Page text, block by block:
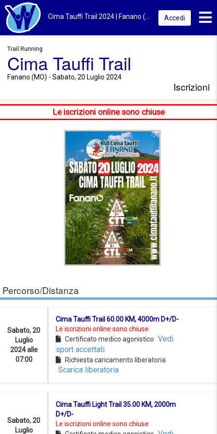
Accedi
Trail Running
Cima Tauffi Trail
Fanano (MO) - Sabato, 20 Luglio 2024
Iscrizioni
Le iscrizioni online sono chiuse
Percorso/Distanza
Sabato, 20
Luglio
2024 alle
07:00
Cima Tauffi Trail 60.00 KM, 4000m D+/D-
Le iscrizioni online sono chiuse
Certificato medico agonistico Vedi
sport accettati
Richiesta caricamento liberatoria
Scarica liberatoria
Sabato, 20
Luglio
Cima Tauffi Light Trail 35.00 KM, 2000m
D+/D-
Le iscrizioni online sono chiuse